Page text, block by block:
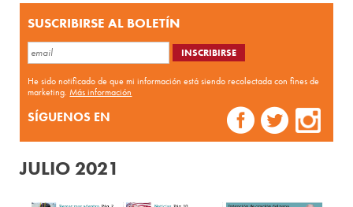
SUSCRIBIRSE AL BOLETÍN
He sido notificado de que mi información está siendo recolectada con fines de
marketing.Más información
SÍGUENOS EN
JULIO 2021